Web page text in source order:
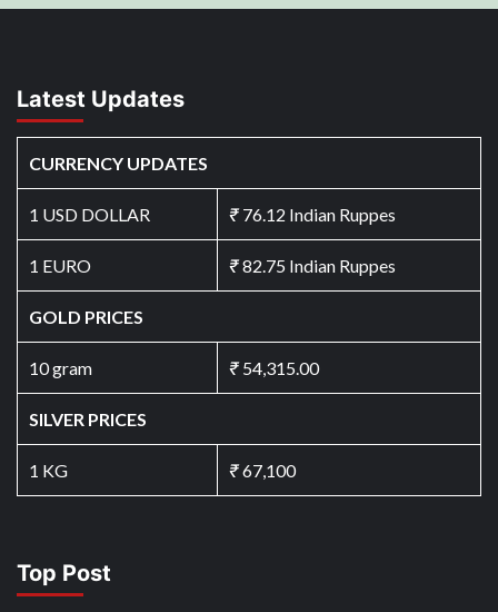
Latest Updates
CURRENCY UPDATES
1 USD DOLLAR ₹76.12 Indian Ruppes
1 EURO ₹82.75 Indian Ruppes
GOLD PRICES
10 gram ₹54,315.00
SILVER PRICES
1 KG ₹67,100
Top Post